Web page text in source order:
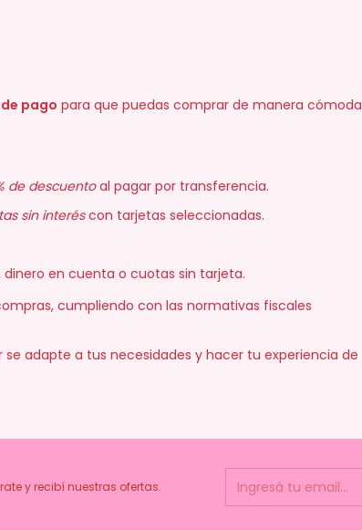
pago para que puedas comprar de manera cómoda
de descuentoal pagar por transferencia.
sin interéscon tarjetas seleccionadas.
dinero en cuenta o cuotas sin tarjeta.
cumpliendo con las normativas fiscales
adapte a tus necesidades y hacer tu experiencia de
y recibí nuestras ofertas.